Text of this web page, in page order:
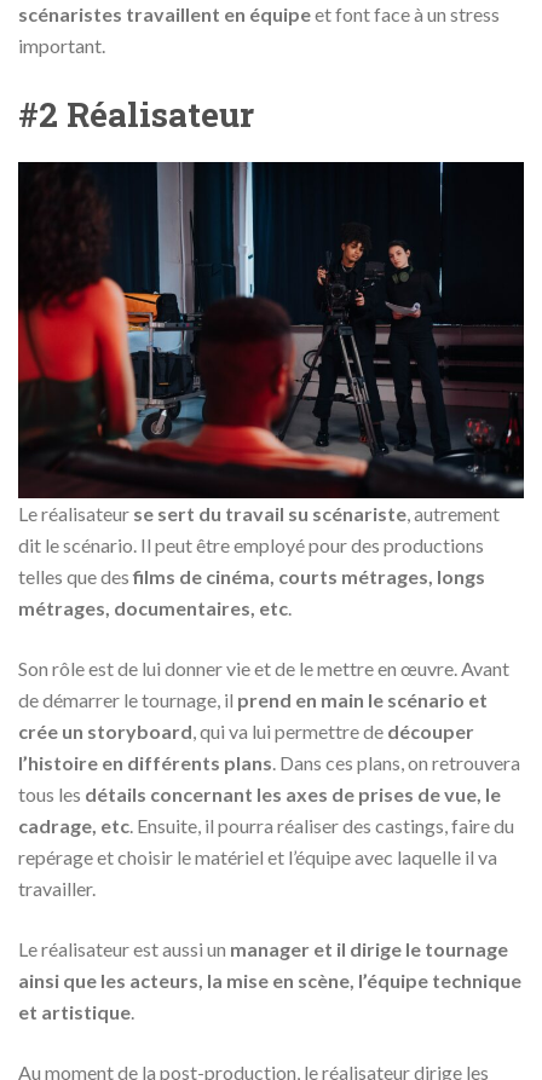
scénaristes travaillent en équipeet font face à un stress
important.
#2 Réalisateur
Le réalisateur se sert du travail su scénariste, autrement
dit le scénario. Il peut être employé pour des productions
telles que desfilms de cinéma, courts métrages, longs
métrages, documentaires, etc.
Son rôle est de lui donner vie et de le mettre en œuvre. Avant
de démarrer le tournage, il prend en main le scénario et
crée un storyboard, qui va lui permettre de découper
l’histoire en différents plans. Dans ces plans, on retrouvera
tous les détails concernant les axes de prises de vue, le
cadrage, etc. Ensuite, il pourra réaliser des castings, faire du
repérage et choisir le matériel et l’équipe avec laquelle il va
travailler.
Le réalisateur est aussi un manager et il dirige le tournage
ainsi que les acteurs, la mise en scène, l’équipe technique
et artistique.
Au moment de la post-production, le réalisateur dirige les